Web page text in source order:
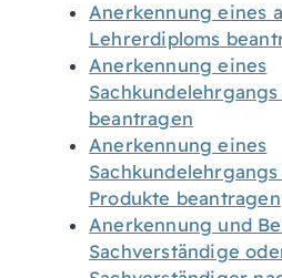
Anerkennung eines
Lehrerdiploms
Anerkennung eines
beantragen
Anerkennung eines
Produkte beantragen
Anerkennung und
Sachverständige